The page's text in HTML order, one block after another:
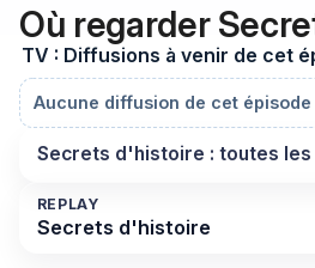
Où regarder
TV : Diffusions à venir de cet
Aucune diffusion de cet
Secrets d'histoire : toutes
REPLAY
Secrets d'histoire